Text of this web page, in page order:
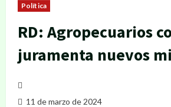
Política
RD: Agropecuarios
juramenta nuevos
11 de marzo de 2024